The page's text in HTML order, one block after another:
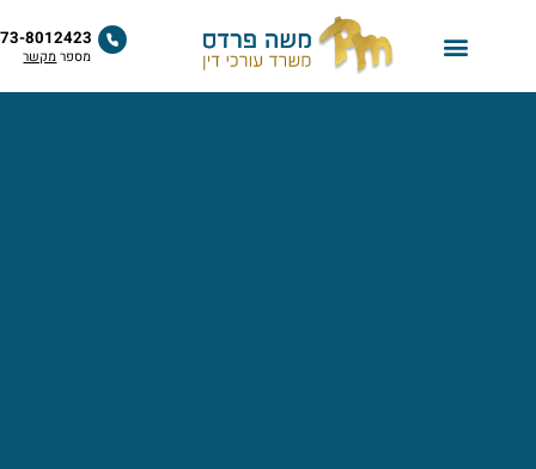
073-8012423
מספר מקשר